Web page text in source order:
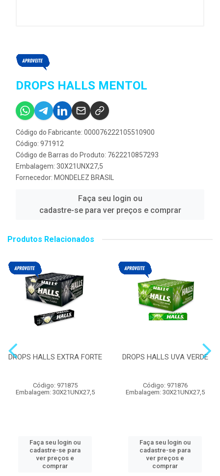
DROPS HALLS MENTOL
Código do Fabricante: 000076222105510900
Código: 971912
Código de Barras do Produto: 7622210857293
Embalagem: 30X21UNX27,5
Fornecedor: MONDELEZ BRASIL
Faça seu login ou
cadastre-se para ver preços e comprar
Produtos Relacionados
DROPS HALLS EXTRA FORTE
Código: 971875
Embalagem: 30X21UNX27,5
Faça seu login ou
cadastre-se para
ver preços e
comprar
DROPS HALLS UVA VERDE
Código: 971876
Embalagem: 30X21UNX27,5
Faça seu login ou
cadastre-se para
ver preços e
comprar